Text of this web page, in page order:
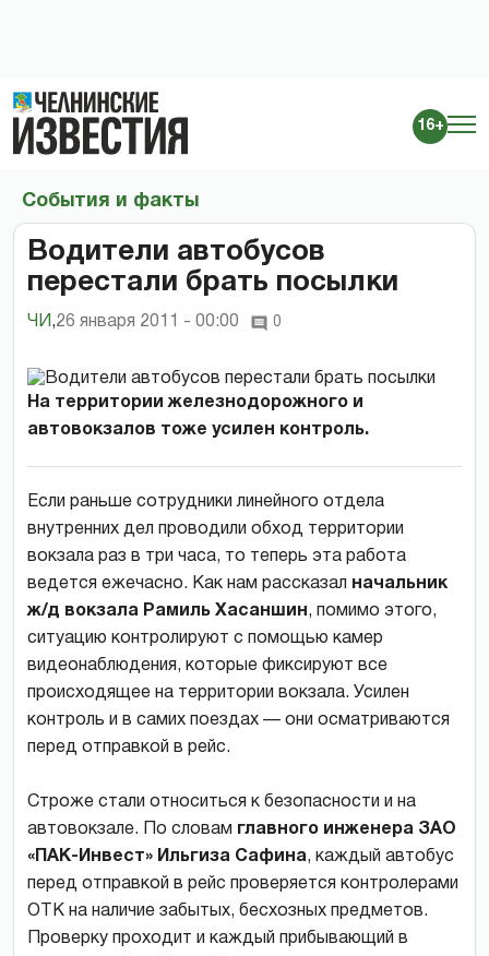
16+
События и факты
Водители автобусов
перестали брать посылки
ЧИ ,26 января 2011 - 00:00 0
На территории железнодорожного и
автовокзалов тоже усилен контроль.
Если раньше сотрудники линейного отдела
внутренних дел проводили обход территории
вокзала раз в три часа, то теперь эта работа
ведется ежечасно. Как нам рассказал начальник
ж/д вокзала Рамиль Хасаншин, помимо этого,
ситуацию контролируют с помощью камер
видеонаблюдения, которые фиксируют все
происходящее на территории вокзала. Усилен
контроль и в самих поездах — они осматриваются
перед отправкой в рейс.
Строже стали относиться к безопасности и на
автовокзале. По словам главного инженера ЗАО
«ПАК-Инвест» Ильгиза Сафина, каждый автобус
перед отправкой в рейс проверяется контролерами
ОТК на наличие забытых, бесхозных предметов.
Проверку проходит и каждый прибывающий в